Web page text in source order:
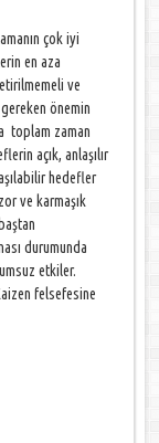
çok iyi
en aza
ve
önemin
toplam zaman
açık, anlaşılır
hedefler
ve karmaşık
durumunda
etkiler.
felsefesine